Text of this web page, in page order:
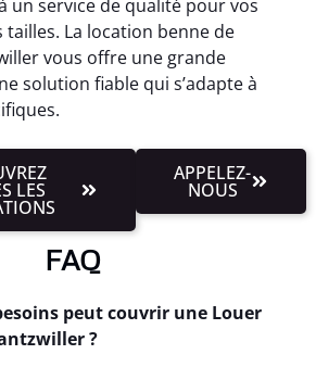
un service de qualité pour vos
La location benne de
vous offre une grande
solution fiable qui s’adapte à
LES
APPELEZ-
NOUS
FAQ
peut couvrir une Louer
?